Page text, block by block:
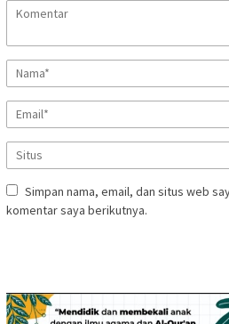
Simpan nama, email, dan situs web
komentar saya berikutnya.